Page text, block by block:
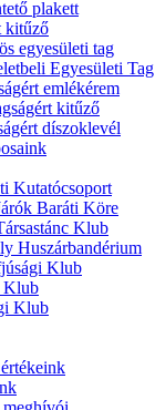
plakett
kitűző
egyesületi tag
Egyesületi Tag
emlékérem
kitűző
díszoklevél
Kutatócsoport
Baráti Köre
Klub
Huszárbandérium
Klub
Klub
Klub